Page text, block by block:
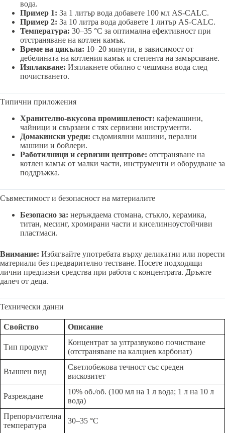
вода.
Пример 1: За 1 литър вода добавете 100 мл AS-CALC.
Пример 2: За 10 литра вода добавете 1 литър AS-CALC.
Температура: 30–35 °C за оптимална ефективност при
отстраняване на котлен камък.
Време на цикъла: 10–20 минути, в зависимост от
дебелината на котления камък и степента на замърсяване.
Изплакване: Изплакнете обилно с чешмяна вода след
почистването.
Типични приложения
Хранително-вкусова промишленост: кафемашини,
чайници и свързани с тях сервизни инструменти.
Домакински уреди: съдомиялни машини, перални
машини и бойлери.
Работилници и сервизни центрове: отстраняване на
котлен камък от малки части, инструменти и оборудване за
поддръжка.
Съвместимост и безопасност на материалите
Безопасно за: неръждаема стомана, стъкло, керамика,
титан, месинг, хромирани части и киселинноустойчиви
пластмаси.
Внимание: Избягвайте употребата върху деликатни или порести
материали без предварително тестване. Носете подходящи
лични предпазни средства при работа с концентрата. Дръжте
далеч от деца.
Технически данни
Свойство Описание
Тип продукт
Концентрат за ултразвуково почистване
(отстраняване на калциев карбонат)
Външен вид
Светлобежова течност със среден
вискозитет
Разреждане
10% об./об. (100 мл на 1 л вода; 1 л на 10 л
вода)
Препоръчителна
температура
30–35 °C